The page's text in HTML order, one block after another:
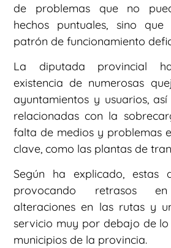
de problemas que no
hechos puntuales, sino
patrón de funcionamiento
La diputada provincial
existencia de numerosas
ayuntamientos y usuarios,
relacionadas con la
falta de medios y problemas
clave, como las plantas de
Según ha explicado, estas
provocando retrasos
alteraciones en las rutas y
servicio muy por debajo de
municipios de la provincia.